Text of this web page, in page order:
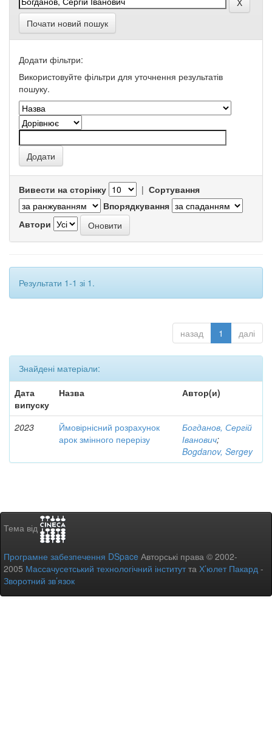
Почати новий пошук
Додати фільтри:
Використовуйте фільтри для уточнення результатів
пошуку.
Вивести на сторінку | Сортування
Впорядкування
Автори
Результати 1-1 зі 1.
назад 1 далі
Знайдені матеріали:
Дата
випуску
Назва Автор(и)
2023
Ймовірнісний розрахунок
арок змінного перерізу
Богданов, Сергій
Іванович;
Bogdanov, Sergey
Тема від
Програмне забезпечення DSpace Авторські права © 2002-
2005 Массачусетський технологічний інститутта Х’юлет Пакард -
Зворотний зв’язок